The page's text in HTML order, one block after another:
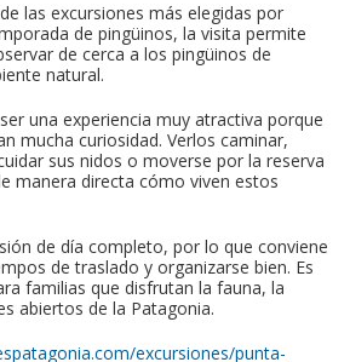
las excursiones más elegidas por
de pingüinos, la visita permite
de cerca a los pingüinos de
natural.
una experiencia muy atractiva porque
mucha curiosidad. Verlos caminar,
sus nidos o moverse por la reserva
manera directa cómo viven estos
de día completo, por lo que conviene
de traslado y organizarse bien. Es
familias que disfrutan la fauna, la
abiertos de la Patagonia.
excursiones/punta-